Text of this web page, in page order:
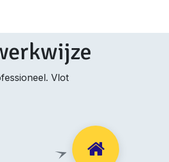
Vlot